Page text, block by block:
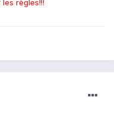
règles!!!